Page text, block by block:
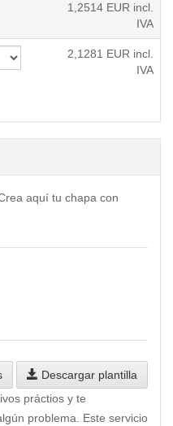
1,2514 EUR incl.
IVA
2,1281 EUR incl.
IVA
aquí tu chapa con
Descargar plantilla
práctios y te
problema. Este servicio